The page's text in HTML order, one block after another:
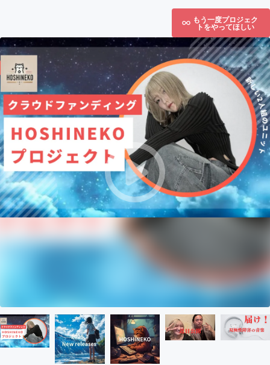
もう一度プロジェク
トをやってほしい